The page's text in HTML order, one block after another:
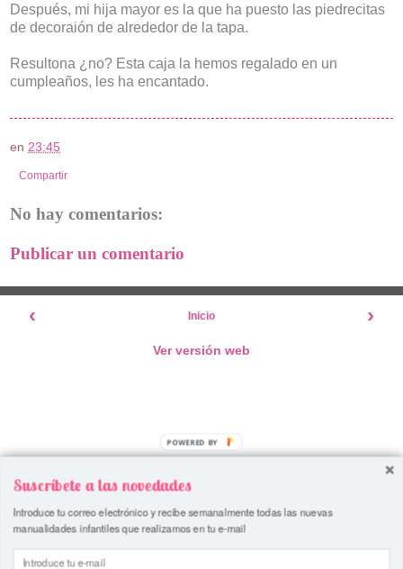
Después, mi hija mayor es la que ha puesto las piedrecitas
de decoraión de alrededor de la tapa.
Resultona ¿no? Esta caja la hemos regalado en un
cumpleaños, les ha encantado.
en 23:45
Compartir
No hay comentarios:
Publicar un comentario
‹ ›
Inicio
Ver versión web
Suscríbete a las novedades
Introduce tu correo electrónico y recibe semanalmente todas las nuevas
manualidades infantiles que realizamos en tu e-mail
POWERED
BY